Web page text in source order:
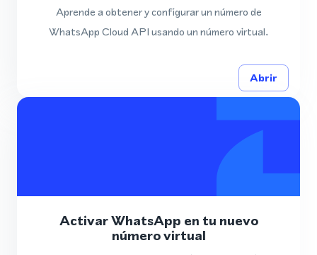
Aprende a obtener y configurar un número de
WhatsApp Cloud API usando un número virtual.
Abrir
Activar WhatsApp en tu nuevo
número virtual